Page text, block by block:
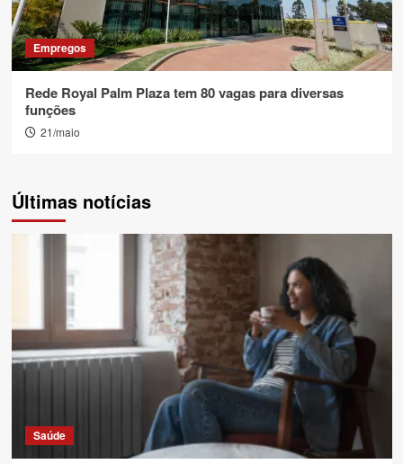
Empregos
Rede Royal Palm Plaza tem 80 vagas para diversas
funções
21/maio
Últimas notícias
Saúde